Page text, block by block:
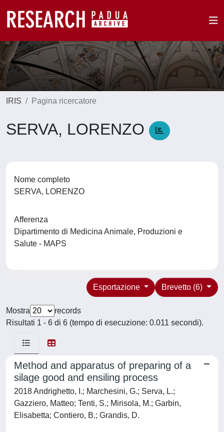
IRIS Pagina ricercatore
SERVA, LORENZO
Nome completo
SERVA, LORENZO
Afferenza
Dipartimento di Medicina Animale, Produzioni e
Salute - MAPS
Brevetto (6)
Esportazione
Mostra
records
Risultati 1 - 6 di 6 (tempo di esecuzione: 0.011 secondi).
Method and apparatus of preparing of a
silage good and ensiling process
2018 Andrighetto, I.; Marchesini, G.; Serva, L.;
Gazziero, Matteo; Tenti, S.; Mirisola, M.; Garbin,
Elisabetta; Contiero, B.; Grandis, D.